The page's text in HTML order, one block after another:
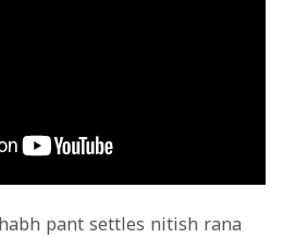
pant settles nitish rana